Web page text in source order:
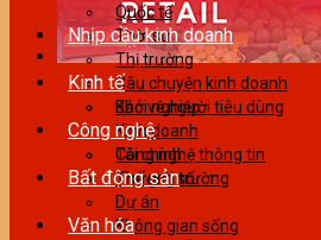
Quốc tế
Thời sự
Nhịp cầu kinh doanh
Thị trường
Câu chuyện kinh doanh
Bảo vệ người tiêu dùng
Kinh tế
Khởi nghiệp
Kinh doanh
Tài chính
Thương trường
Công nghệ
Công nghệ thông tin
Thế giới số
Bất động sản
Dự án
Không gian sống
Văn hóa